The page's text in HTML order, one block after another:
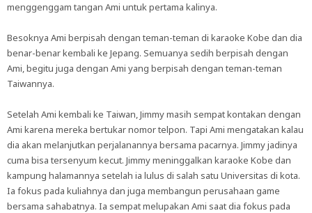
menggenggam tangan Ami untuk pertama kalinya.
Besoknya Ami berpisah dengan teman-teman di karaoke Kobe dan dia
benar-benar kembali ke Jepang. Semuanya sedih berpisah dengan
Ami, begitu juga dengan Ami yang berpisah dengan teman-teman
Taiwannya.
Setelah Ami kembali ke Taiwan, Jimmy masih sempat kontakan dengan
Ami karena mereka bertukar nomor telpon. Tapi Ami mengatakan kalau
dia akan melanjutkan perjalanannya bersama pacarnya. Jimmy jadinya
cuma bisa tersenyum kecut. Jimmy meninggalkan karaoke Kobe dan
kampung halamannya setelah ia lulus di salah satu Universitas di kota.
Ia fokus pada kuliahnya dan juga membangun perusahaan game
bersama sahabatnya. Ia sempat melupakan Ami saat dia fokus pada